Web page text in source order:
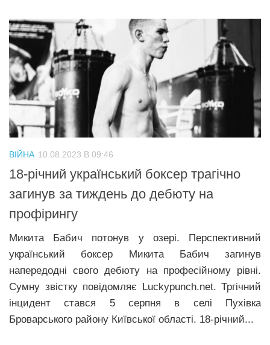
Привітання
Здоров’я
Події
Кримінал
Трагедії
Курйози
Суспільство
Культура
Шоу-біз
#Війна
ВІЙНА 10.08.2023 В 09:46
18-річний український боксер трагічно
загинув за тиждень до дебюту на
профірингу
Микита Бабич потонув у озері. Перспективний
український боксер Микита Бабич загинув
напередодні свого дебюту на професійному рівні.
Сумну звістку повідомляє Luckypunch.net. Тргічний
інцидент стався 5 серпня в селі Пухівка
Броварського району Київської області. 18-річний...